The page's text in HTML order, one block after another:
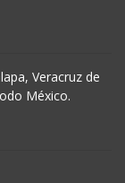
Veracruz de
México.